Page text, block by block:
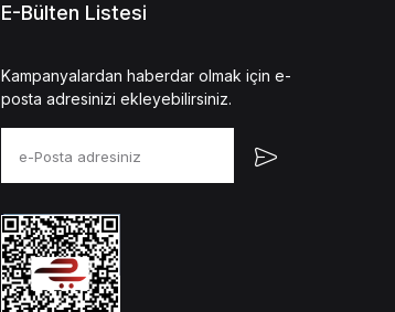
E-Bülten Listesi
Kampanyalardan haberdar olmak için e-
posta adresinizi ekleyebilirsiniz.